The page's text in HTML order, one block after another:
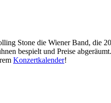
Stone die Wiener Band,
bespielt und Preise
Konzertkalender!